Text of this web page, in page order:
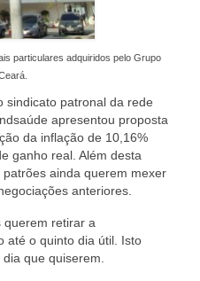
particulares adquiridos pelo Grupo
sindicato patronal da rede
apresentou proposta
da inflação de 10,16%
ganho real. Além desta
ainda querem mexer
anteriores.
querem retirar a
até o quinto dia útil. Isto
que quiserem.